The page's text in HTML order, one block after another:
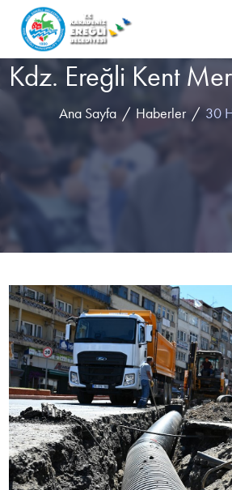
Ana Sayfa Haberler 30